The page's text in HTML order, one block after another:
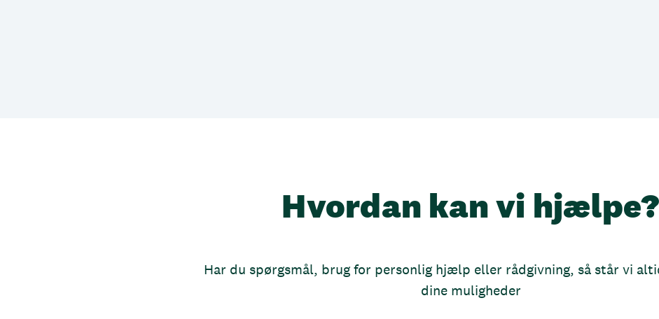
Hvordan kan vi hjælpe?
Har du spørgsmål, brug for personlig hjælp eller rådgivning, så står vi
dine muligheder